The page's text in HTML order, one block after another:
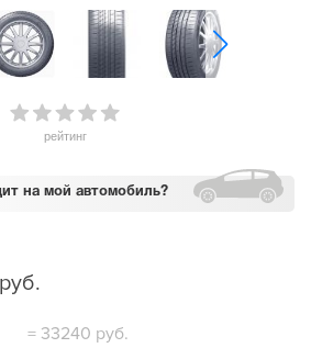
рейтинг
на мой автомобиль?
руб.
= 33240 руб.